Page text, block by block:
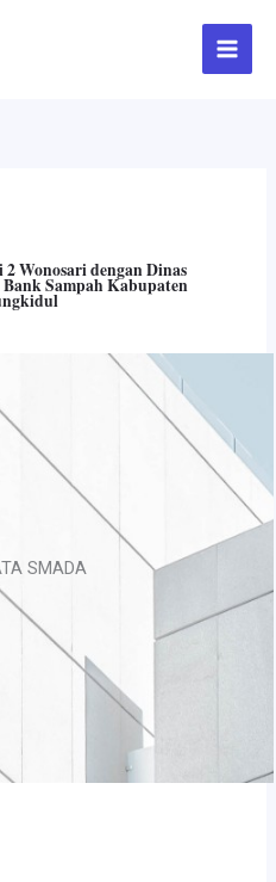
Wonosari dengan Dinas
Sampah Kabupaten
SMADA